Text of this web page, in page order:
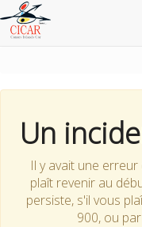
Un
Il y avait une
plaît revenir au
persiste, s'il vous
900, ou